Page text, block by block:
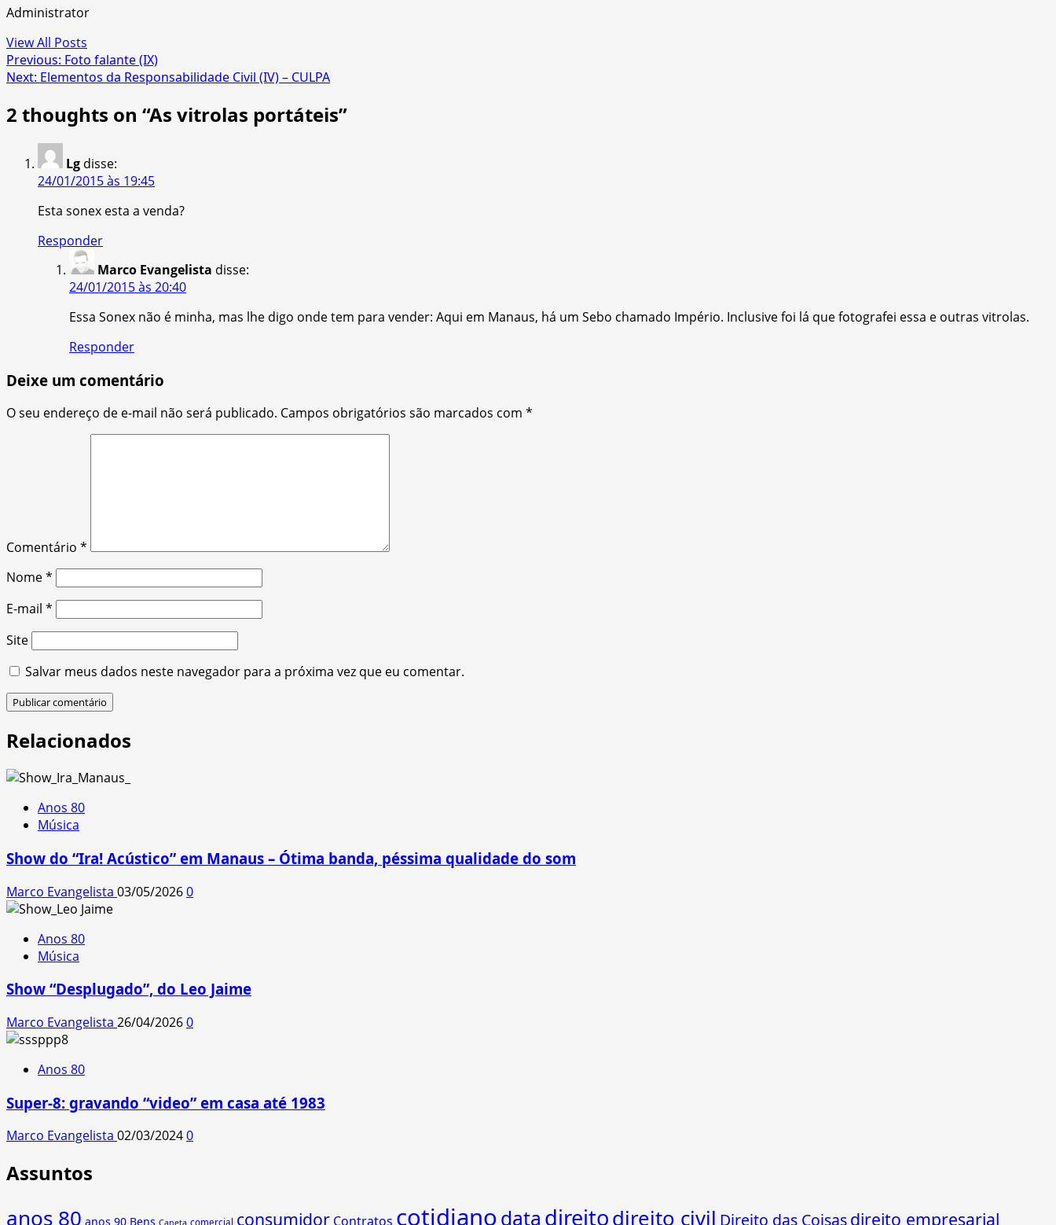
Administrator
View All Posts
Post
navigation
Previous: Foto falante (IX)
Next: Elementos da Responsabilidade Civil (IV) – CULPA
2 thoughts on “As vitrolas portáteis”
Lg disse:
24/01/2015 às 19:45
Esta sonex esta a venda?
Responder
Marco Evangelista disse:
24/01/2015 às 20:40
Essa Sonex não é minha, mas lhe digo onde tem para vender: Aqui em Manaus, há um Sebo chamado Império. Inclusive foi lá que fotografei essa e outras vitrolas.
Responder
Deixe um comentário
O seu endereço de e-mail não será publicado. Campos obrigatórios são marcados com *
Comentário *
Nome*
E-mail *
Site
Salvar meus dados neste navegador para a próxima vez que eu comentar.
Relacionados
Anos 80
Música
Show do “Ira! Acústico” em Manaus – Ótima banda, péssima qualidade do som
Marco Evangelista 03/05/20260
Anos 80
Música
Show “Desplugado”, do Leo Jaime
Marco Evangelista 26/04/20260
Anos 80
Super-8: gravando “video” em casa até 1983
Marco Evangelista 02/03/20240
Assuntos
anos 80 anos 90 Bens comercial consumidor Contratos cotidianodata direitodireito civil Direito das Coisasdireito empresarial